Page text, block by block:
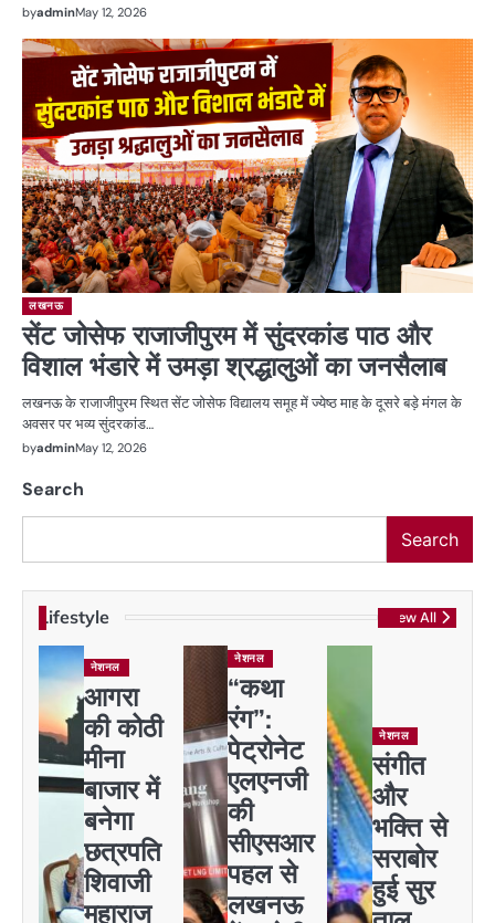
byadminMay 12, 2026
लखनऊ
सेंट जोसेफ राजाजीपुरम में सुंदरकांड पाठ और
विशाल भंडारे में उमड़ा श्रद्धालुओं का जनसैलाब
लखनऊ के राजाजीपुरम स्थित सेंट जोसेफ विद्यालय समूह में ज्येष्ठ माह के दूसरे बड़े मंगल के
अवसर पर भव्य सुंदरकांड…
byadminMay 12, 2026
Search
Search
Lifestyle View All
नेशनल
आगरा
की कोठी
मीना
बाजार में
बनेगा
छत्रपति
शिवाजी
महाराज
नेशनल
“कथा
रंग”:
पेट्रोनेट
एलएनजी
की
सीएसआर
पहल से
लखनऊ
नेशनल
संगीत
और
भक्ति से
सराबोर
हुई सुर